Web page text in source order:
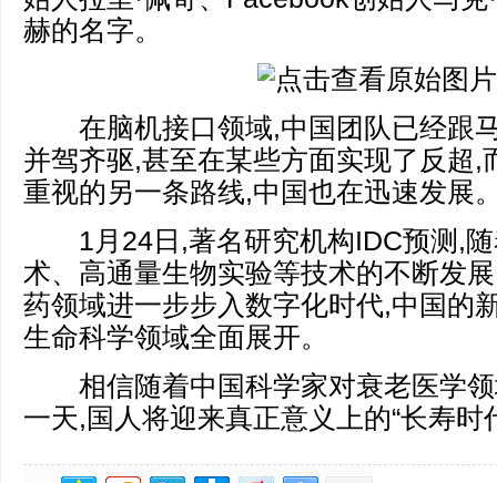
赫的名字。
在脑机接口领域,中国团队已经跟
并驾齐驱,甚至在某些方面实现了反超,
重视的另一条路线,中国也在迅速发展
1月24日,著名研究机构IDC预测,随
术、高通量生物实验等技术的不断发
药领域进一步步入数字化时代,中国的
生命科学领域全面展开。
相信随着中国科学家对衰老医学领
一天,国人将迎来真正意义上的“长寿时